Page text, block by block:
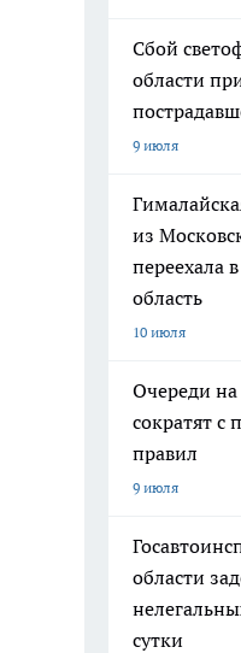
Сбой
области
9 июля
из
переехала
область
10 июля
Очереди
сократят
правил
9 июля
области
сутки